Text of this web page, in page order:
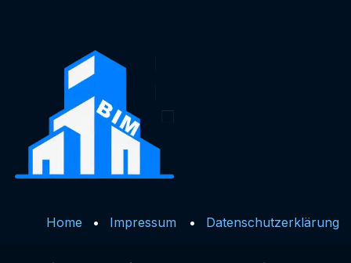
Home • Impressum • Datenschutzerklärung